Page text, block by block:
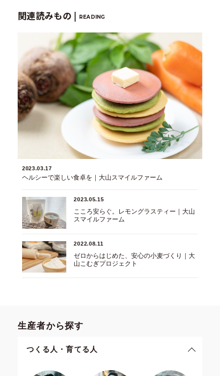
関連読みもの | READING
2023.03.17
ヘルシーで楽しい食卓を｜大山スマイルファーム
2023.05.15
こころ安らぐ。レモングラスティー｜大山
スマイルファーム
2022.08.11
ゼロからはじめた、安心の小麦づくり｜大
山こむぎプロジェクト
生産者から探す
つくる人・育てる人